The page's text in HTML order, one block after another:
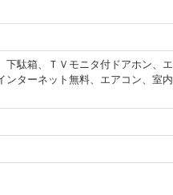
駄箱、ＴＶモニタ付ドアホン、エ
ターネット無料、エアコン、室内